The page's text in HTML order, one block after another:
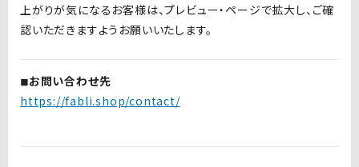
上がりが気になるお客様は、プレビュー・ページで拡大し、ご確
認いただきますようお願いいたします。
◾︎お問い合わせ先
https://fabli.shop/contact/